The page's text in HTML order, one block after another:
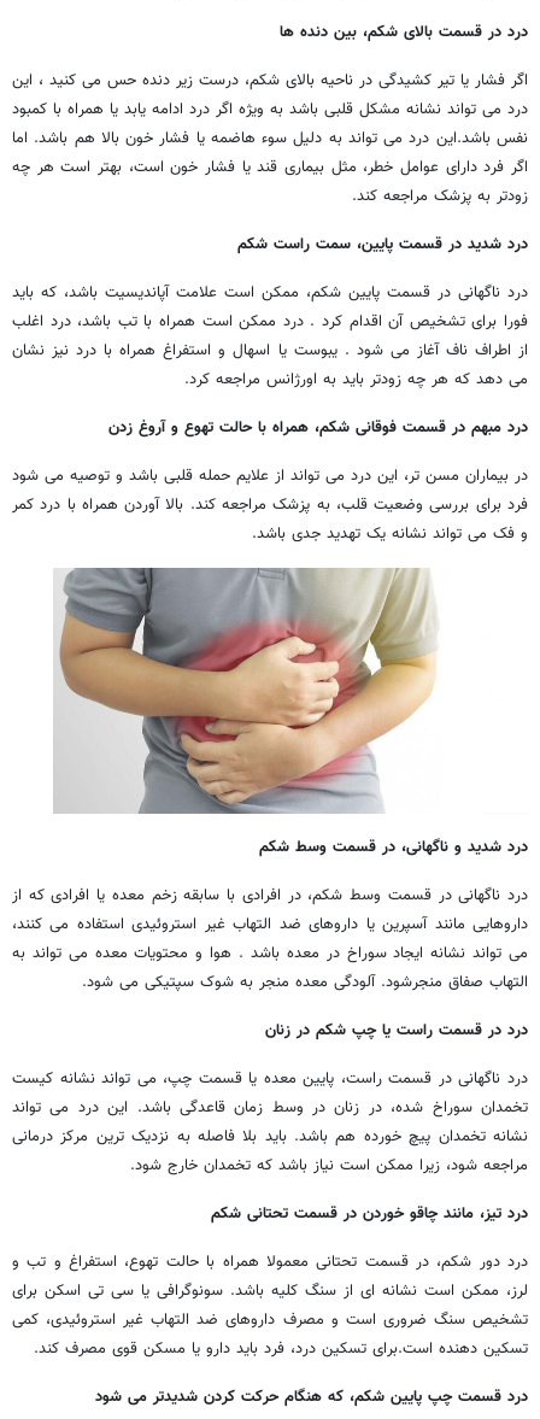
درد در قسمت بالای شکم، بین دنده ها
اگر فشار یا تیر کشیدگی در ناحیه بالای شکم، درست زیر دنده حس می کنید ، این
درد می تواند نشانه مشکل قلبی باشد به ویژه اگر درد ادامه یابد یا همراه با کمبود
نفس باشد.این درد می تواند به دلیل سوء هاضمه یا فشار خون بالا هم باشد. اما
اگر فرد دارای عوامل خطر، مثل بیماری قند یا فشار خون است، بهتر است هر چه
زودتر به پزشک مراجعه کند.
درد شدید در قسمت پایین، سمت راست شکم
درد ناگهانی در قسمت پایین شکم، ممکن است علامت آپاندیسیت باشد، که باید
فورا برای تشخیص آن اقدام کرد . درد ممکن است همراه با تب باشد، درد اغلب
از اطراف ناف آغاز می شود . یبوست یا اسهال و استفراغ همراه با درد نیز نشان
می دهد که هر چه زودتر باید به اورژانس مراجعه کرد.
درد مبهم در قسمت فوقانی شکم، همراه با حالت تهوع و آروغ زدن
در بیماران مسن تر، این درد می تواند از علایم حمله قلبی باشد و توصیه می شود
فرد برای بررسی وضعیت قلب، به پزشک مراجعه کند. بالا آوردن همراه با درد کمر
و فک می تواند نشانه یک تهدید جدی باشد.
درد شدید و ناگهانی، در قسمت وسط شکم
درد ناگهانی در قسمت وسط شکم، در افرادی با سابقه زخم معده یا افرادی که از
داروهایی مانند آسپرین یا داروهای ضد التهاب غیر استروئیدی استفاده می کنند،
می تواند نشانه ایجاد سوراخ در معده باشد . هوا و محتویات معده می تواند به
التهاب صفاق منجرشود. آلودگی معده منجر به شوک سپتیکی می شود.
درد در قسمت راست یا چپ شکم در زنان
درد ناگهانی در قسمت راست، پایین معده یا قسمت چپ، می تواند نشانه کیست
تخمدان سوراخ شده، در زنان در وسط زمان قاعدگی باشد. این درد می تواند
نشانه تخمدان پیچ خورده هم باشد. باید بلا فاصله به نزدیک ترین مرکز درمانی
مراجعه شود، زیرا ممکن است نیاز باشد که تخمدان خارج شود.
درد تیز، مانند چاقو خوردن در قسمت تحتانی شکم
درد دور شکم، در قسمت تحتانی معمولا همراه با حالت تهوع، استفراغ و تب و
لرز، ممکن است نشانه ای از سنگ کلیه باشد. سونوگرافی یا سی تی اسکن برای
تشخیص سنگ ضروری است و مصرف داروهای ضد التهاب غیر استروئیدی، کمی
تسکین دهنده است.برای تسکین درد، فرد باید دارو یا مسکن قوی مصرف کند.
درد قسمت چپ پایین شکم، که هنگام حرکت کردن شدیدتر می شود